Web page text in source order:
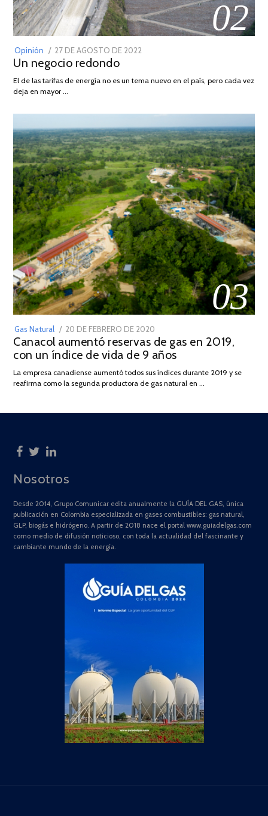
02
Opinión
POSTED
ON
27 DE AGOSTO DE 2022
DE
Un negocio redondo
El de las tarifas de energía no es un tema nuevo en el país, pero cada vez
deja en mayor …
03
Gas Natural
POSTED
ON
20 DE FEBRERO DE 2020
DE
JULIO
2025
Canacol aumentó reservas de gas en 2019,
con un índice de vida de 9 años
La empresa canadiense aumentó todos sus índices durante 2019 y se
reafirma como la segunda productora de gas natural en …
Nosotros
Desde 2014, Grupo Comunicar edita anualmente la GUÍA DEL GAS, única
publicación en Colombia especializada en gases combustibles: gas natural,
GLP, biogás e hidrógeno. A partir de 2018 nace el portal www.guiadelgas.com
como medio de difusión noticioso, con toda la actualidad del fascinante y
cambiante mundo de la energía.